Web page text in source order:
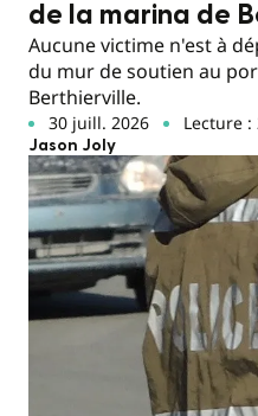
de la marina de
Aucune victime n'est à
du mur de soutien au
Berthierville.
30 juill. 2026 Lecture
Jason Joly